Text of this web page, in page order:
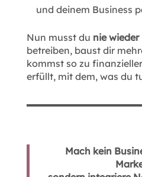
und deinem Business
Nun musst du nie
betreiben, baust dir
kommst so zu
erfüllt, mit dem, was du
Mach kein